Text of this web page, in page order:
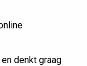
denkt graag